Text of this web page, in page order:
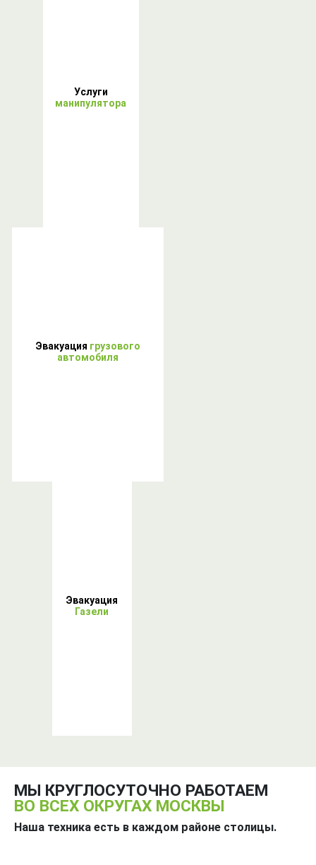
Услуги
манипулятора
Эвакуация грузового
автомобиля
Эвакуация
Газели
МЫ КРУГЛОСУТОЧНО РАБОТАЕМ
ВО ВСЕХ ОКРУГАХ МОСКВЫ
Наша техника есть в каждом районе столицы.